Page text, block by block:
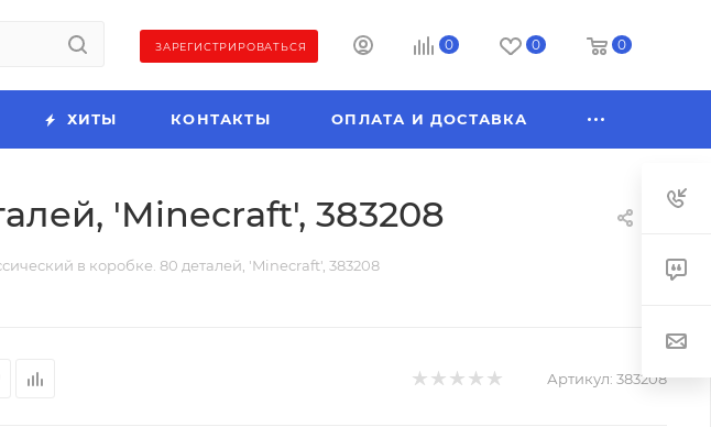
ЗАРЕГИСТРИРОВАТЬСЯ 0 0 0
ХИТЫ КОНТАКТЫ ОПЛАТА И ДОСТАВКА
'Minecraft', 383208
в коробке. 80 деталей, 'Minecraft', 383208
Артикул: 383208